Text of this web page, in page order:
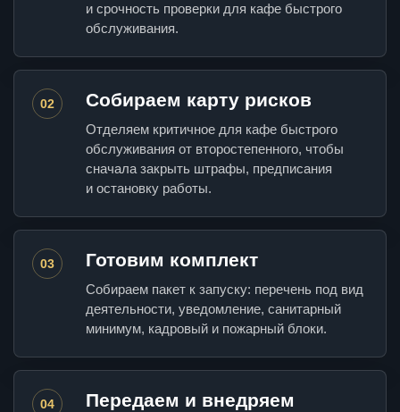
и срочность проверки для кафе быстрого
обслуживания.
02 Собираем карту рисков
Отделяем критичное для кафе быстрого
обслуживания от второстепенного, чтобы
сначала закрыть штрафы, предписания
и остановку работы.
03 Готовим комплект
Собираем пакет к запуску: перечень под вид
деятельности, уведомление, санитарный
минимум, кадровый и пожарный блоки.
04 Передаем и внедряем